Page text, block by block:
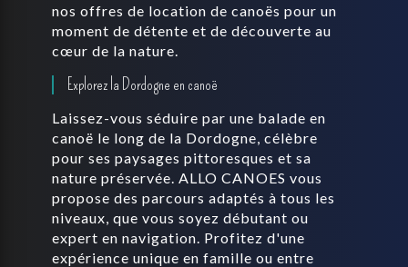
nos offres de location de canoës pour un
moment de détente et de découverte au
cœur de la nature.
Explorez la Dordogne en canoë
Laissez-vous séduire par une balade en
canoë le long de la Dordogne, célèbre
pour ses paysages pittoresques et sa
nature préservée. ALLO CANOES vous
propose des parcours adaptés à tous les
niveaux, que vous soyez débutant ou
expert en navigation. Profitez d'une
expérience unique en famille ou entre